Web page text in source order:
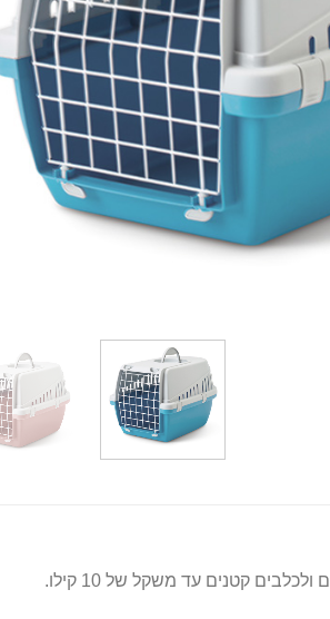
קטנים עד משקל של 10 קילו.